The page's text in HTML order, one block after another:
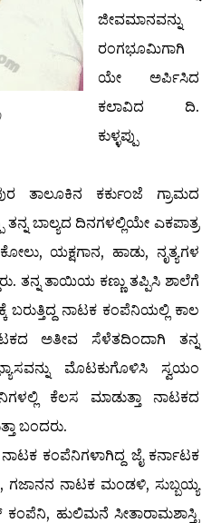
ಜೀವಮಾನವನ್ನು
ರಂಗಭೂಮಿಗಾಗಿ
ಯೇ ಅರ್ಪಿಸಿದ
ಕಲಾವಿದ ದಿ.
ಕುಳ್ಳಪ್ಪು
ತಾಲೂಕಿನ ಕರ್ಕುಂಜೆ ಗ್ರಾಮದ
ತನ್ನ ಬಾಲ್ಯದ ದಿನಗಳಲ್ಲಿಯೇ ಎಕಪಾತ್ರ
ಯಕ್ಷಗಾನ, ಹಾಡು, ನೃತ್ಯಗಳ
ತನ್ನ ತಾಯಿಯ ಕಣ್ಣು ತಪ್ಪಿಸಿ ಶಾಲೆಗೆ
ಬರುತ್ತಿದ್ದ ನಾಟಕ ಕಂಪೆನಿಯಲ್ಲಿ ಕಾಲ
ಅತೀವ ಸೆಳೆತದಿಂದಾಗಿ ತನ್ನ
ಮೊಟಕುಗೊಳಿಸಿ ಸ್ವಯಂ
ಕೆಲಸ ಮಾಡುತ್ತಾ ನಾಟಕದ
ಬಂದರು.
ಕಂಪೆನಿಗಳಾಗಿದ್ದ ಜೈ ಕರ್ನಾಟಕ
ಗಜಾನನ ನಾಟಕ ಮಂಡಳಿ, ಸುಬ್ಬಯ್ಯ
ಹುಲಿಮನೆ ಸೀತಾರಾಮಶಾಸ್ತ್ರಿ